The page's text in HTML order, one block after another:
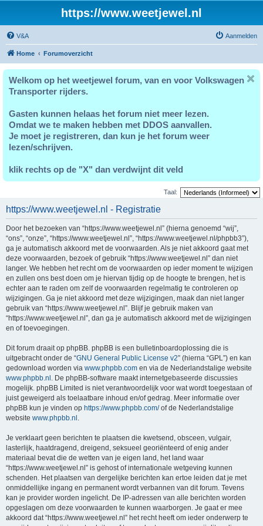
https://www.weetjewel.nl
V&A Aanmelden
Home Forumoverzicht
Welkom op het weetjewel forum, van en voor Volkswagen
Transporter rijders.
Gasten kunnen helaas het forum niet meer lezen.
Omdat we te maken hebben met DDOS aanvallen.
Je moet je registreren, dan kun je het forum weer
lezen/schrijven.
klik rechts op de "X" dan verdwijnt dit veld
Taal:
https://www.weetjewel.nl - Registratie
Door het bezoeken van “https://www.weetjewel.nl” (hierna genoemd “wij”,
“ons”, “onze”, “https://www.weetjewel.nl”, “https://www.weetjewel.nl/phpbb3”),
ga je automatisch akkoord met de voorwaarden. Als je niet akkoord gaat met
deze voorwaarden, bezoek of gebruik “https://www.weetjewel.nl” dan niet
langer. We hebben het recht om de voorwaarden op ieder moment te wijzigen
en zullen ons best doen om je hiervan tijdig op de hoogte te brengen, het is
echter aan te raden om zelf de voorwaarden regelmatig te controleren op
wijzigingen. Ga je niet akkoord met deze wijzigingen, maak dan niet langer
gebruik van “https://www.weetjewel.nl”. Blijf je gebruik maken van
“https://www.weetjewel.nl”, dan ga je automatisch akkoord met de wijzigingen
en of toevoegingen.
Dit forum draait op phpBB. phpBB is een bulletinboardoplossing die is
uitgebracht onder de “GNU General Public License v2” (hierna “GPL”) en kan
gedownload worden via www.phpbb.com en via de Nederlandstalige website
www.phpbb.nl . De phpBB-software maakt internetgebaseerde discussies
mogelijk. phpBB Limited is niet verantwoordelijk voor wat wordt toegestaan of
juist geweigerd als toelaatbare inhoud en/of gedrag. Meer informatie over
phpBB kun je vinden op https://www.phpbb.com/of de Nederlandstalige
website www.phpbb.nl .
Je verklaart geen berichten te plaatsen die kwetsend, obsceen, vulgair,
lasterlijk, haatdragend, dreigend, seksueel georiënteerd of enig ander
materiaal bevat die de wetten van je eigen land, het land waar
“https://www.weetjewel.nl” is gehost of internationale wetgeving kunnen
schenden. Het plaatsen van dergelijke berichten kan ertoe leiden dat je met
onmiddellijke ingang en permanent wordt verbannen van dit forum. Tevens
kan je provider worden ingelicht. De IP-adressen van alle berichten worden
opgeslagen om deze voorwaarden te kunnen waarborgen. Je gaat er mee
akkoord dat “https://www.weetjewel.nl” het recht heeft om ieder onderwerp te